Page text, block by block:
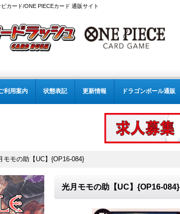
カード/ONE PIECEカード 通販サイト
利用案内 状態表記 更新情報 ドラゴンボール通販
モモの助【UC】{OP16-084}
光月モモの助【UC】{OP16-084}